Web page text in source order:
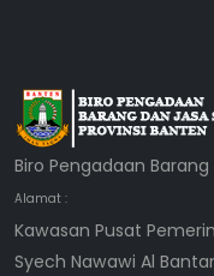
Biro Pengadaan
Alamat :
Kawasan Pusat
Syech Nawawi Al